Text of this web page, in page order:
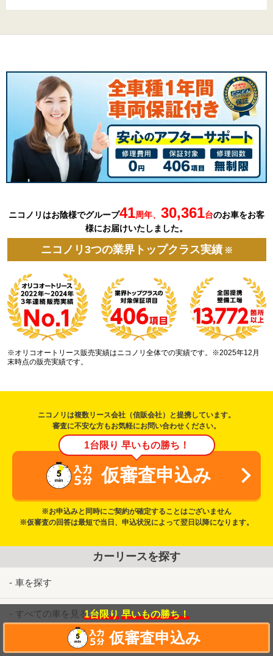
ニコノリはお陰様でグループ41周年、 30,361台のお車をお客
様にお届けいたしました。
ニコノリ3つの業界トップクラス実績 ※
※オリコオートリース販売実績はニコノリ全体での実績です。※2025年12月
末時点の販売実績です。
ニコノリは複数リース会社（信販会社）と提携しています。
審査に不安な方もお気軽にお問い合わせください。
1台限り 早いもの勝ち！
仮審査申込み
※お申込みと同時にご契約が確定することはございません
※仮審査の回答は最短で当日、申込状況によって翌日以降になります。
1台限り 早いもの勝ち！
仮審査申込み
カーリースを探す
車を探す
すべての車を見る
走行距離20,000km以下の車両